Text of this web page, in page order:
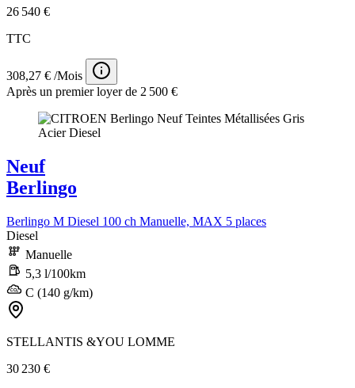
26 540 €
TTC
308,27 € /Mois
Après un premier loyer de 2 500 €
Neuf
Berlingo
Berlingo M Diesel 100 ch Manuelle, MAX 5 places
Diesel
Manuelle
5,3 l/100km
C (140 g/km)
STELLANTIS &YOU LOMME
30 230 €